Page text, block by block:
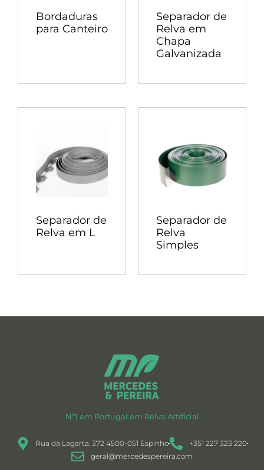
Bordaduras
para Canteiro
Separador de
Relva em
Chapa
Galvanizada
Separador de
Relva em L
Separador de
Relva
Simples
Nº1 em Portugal em Relva Artificial
Rua da Lagarta, 372 4500-051 Espinho
+351 227 323 220
geral@mercedespereira.com